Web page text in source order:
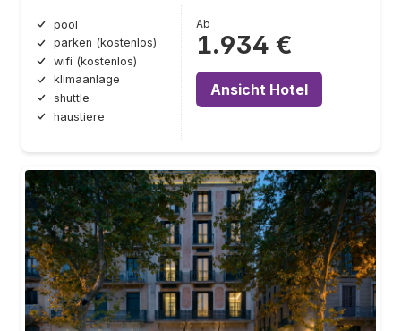
pool
parken (kostenlos)
wifi (kostenlos)
klimaanlage
shuttle
haustiere
Ab
1.934 €
Ansicht Hotel